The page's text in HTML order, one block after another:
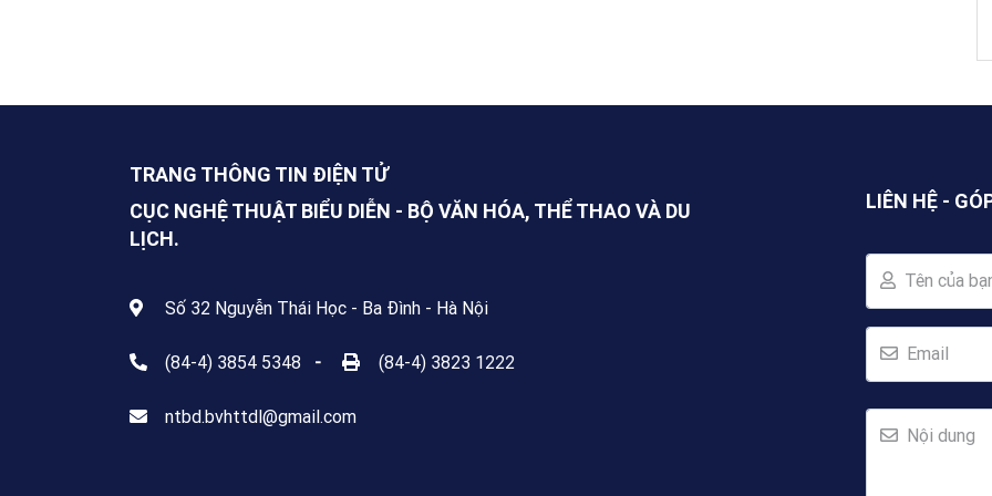
TRANG THÔNG TIN ĐIỆN TỬ
CỤC NGHỆ THUẬT BIỂU DIỄN - BỘ VĂN HÓA, THỂ THAO VÀ DU
LỊCH.
Số 32 Nguyễn Thái Học - Ba Đình - Hà Nội
(84-4) 3854 5348 - (84-4) 3823 1222
ntbd.bvhttdl@gmail.com
LIÊN HỆ -
Tên của
Email
Nội dung